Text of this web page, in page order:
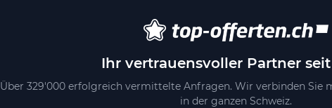
Ihr vertrauensvoller Partner
Über 329'000 erfolgreich vermittelte Anfragen. Wir verbinden Sie
in der ganzen Schweiz.